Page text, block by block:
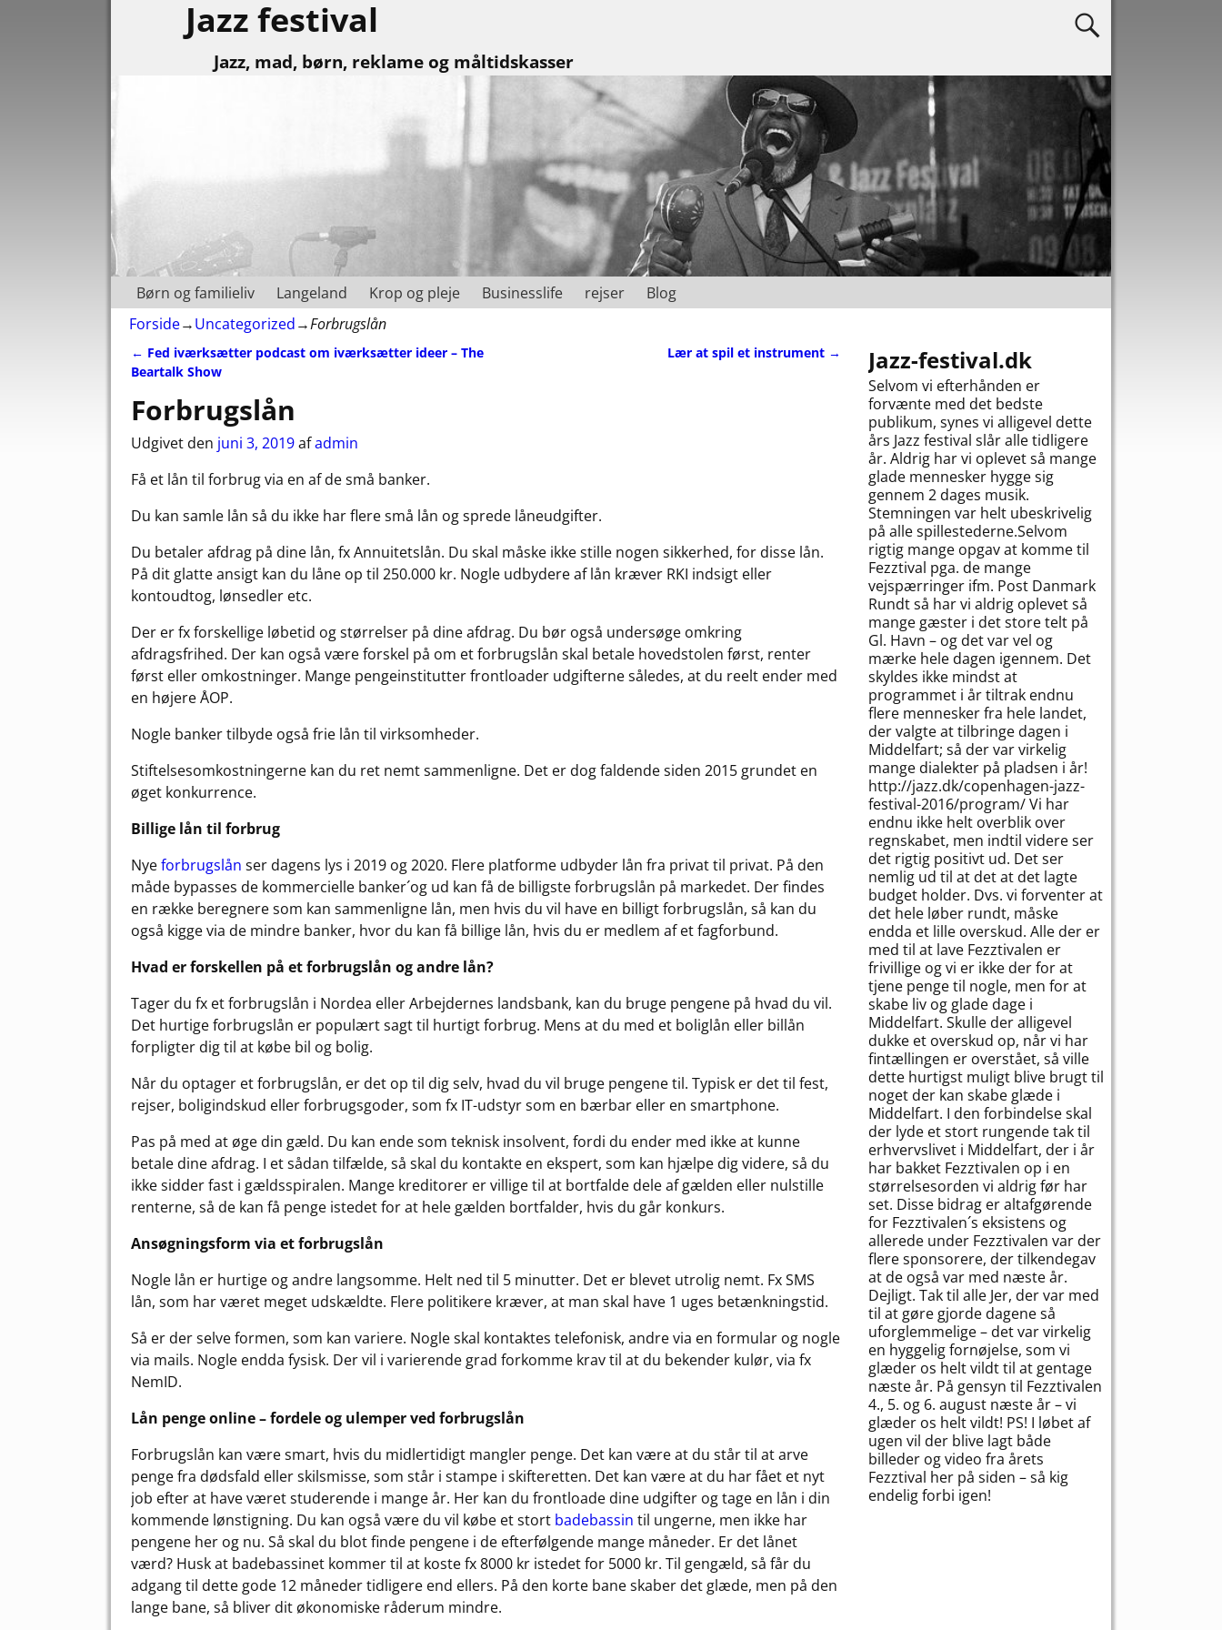
Jazz festival
Jazz, mad, børn, reklame og måltidskasser
Børn og familieliv Langeland Krop og pleje Businesslife rejser
Blog
Forside→Uncategorized→Forbrugslån
Indlæg navigation
← Fed iværksætter podcast om iværksætter ideer – The
Beartalk Show
Lær at spil et instrument →
Forbrugslån
Udgivet den juni 3, 2019afadmin
Få et lån til forbrug via en af de små banker.
Du kan samle lån så du ikke har flere små lån og sprede låneudgifter.
Du betaler afdrag på dine lån, fx Annuitetslån. Du skal måske ikke stille nogen sikkerhed, for disse lån.
På dit glatte ansigt kan du låne op til 250.000 kr. Nogle udbydere af lån kræver RKI indsigt eller
kontoudtog, lønsedler etc.
Der er fx forskellige løbetid og størrelser på dine afdrag. Du bør også undersøge omkring
afdragsfrihed. Der kan også være forskel på om et forbrugslån skal betale hovedstolen først, renter
først eller omkostninger. Mange pengeinstitutter frontloader udgifterne således, at du reelt ender med
en højere ÅOP.
Nogle banker tilbyde også frie lån til virksomheder.
Stiftelsesomkostningerne kan du ret nemt sammenligne. Det er dog faldende siden 2015 grundet en
øget konkurrence.
Billige lån til forbrug
Nyeforbrugslån ser dagens lys i 2019 og 2020. Flere platforme udbyder lån fra privat til privat. På den
måde bypasses de kommercielle banker´og ud kan få de billigste forbrugslån på markedet. Der findes
en række beregnere som kan sammenligne lån, men hvis du vil have en billigt forbrugslån, så kan du
også kigge via de mindre banker, hvor du kan få billige lån, hvis du er medlem af et fagforbund.
Hvad er forskellen på et forbrugslån og andre lån?
Tager du fx et forbrugslån i Nordea eller Arbejdernes landsbank, kan du bruge pengene på hvad du vil.
Det hurtige forbrugslån er populært sagt til hurtigt forbrug. Mens at du med et boliglån eller billån
forpligter dig til at købe bil og bolig.
Når du optager et forbrugslån, er det op til dig selv, hvad du vil bruge pengene til. Typisk er det til fest,
rejser, boligindskud eller forbrugsgoder, som fx IT-udstyr som en bærbar eller en smartphone.
Pas på med at øge din gæld. Du kan ende som teknisk insolvent, fordi du ender med ikke at kunne
betale dine afdrag. I et sådan tilfælde, så skal du kontakte en ekspert, som kan hjælpe dig videre, så du
ikke sidder fast i gældsspiralen. Mange kreditorer er villige til at bortfalde dele af gælden eller nulstille
renterne, så de kan få penge istedet for at hele gælden bortfalder, hvis du går konkurs.
Ansøgningsform via et forbrugslån
Nogle lån er hurtige og andre langsomme. Helt ned til 5 minutter. Det er blevet utrolig nemt. Fx SMS
lån, som har været meget udskældte. Flere politikere kræver, at man skal have 1 uges betænkningstid.
Så er der selve formen, som kan variere. Nogle skal kontaktes telefonisk, andre via en formular og nogle
via mails. Nogle endda fysisk. Der vil i varierende grad forkomme krav til at du bekender kulør, via fx
NemID.
Lån penge online – fordele og ulemper ved forbrugslån
Forbrugslån kan være smart, hvis du midlertidigt mangler penge. Det kan være at du står til at arve
penge fra dødsfald eller skilsmisse, som står i stampe i skifteretten. Det kan være at du har fået et nyt
job efter at have været studerende i mange år. Her kan du frontloade dine udgifter og tage en lån i din
kommende lønstigning. Du kan også være du vil købe et stort badebassin til ungerne, men ikke har
pengene her og nu. Så skal du blot finde pengene i de efterfølgende mange måneder. Er det lånet
værd? Husk at badebassinet kommer til at koste fx 8000 kr istedet for 5000 kr. Til gengæld, så får du
adgang til dette gode 12 måneder tidligere end ellers. På den korte bane skaber det glæde, men på den
lange bane, så bliver dit økonomiske råderum mindre.
Jazz-festival.dk
Selvom vi efterhånden er
forvænte med det bedste
publikum, synes vi alligevel dette
års Jazz festival slår alle tidligere
år. Aldrig har vi oplevet så mange
glade mennesker hygge sig
gennem 2 dages musik.
Stemningen var helt ubeskrivelig
på alle spillestederne.Selvom
rigtig mange opgav at komme til
Fezztival pga. de mange
vejspærringer ifm. Post Danmark
Rundt så har vi aldrig oplevet så
mange gæster i det store telt på
Gl. Havn – og det var vel og
mærke hele dagen igennem. Det
skyldes ikke mindst at
programmet i år tiltrak endnu
flere mennesker fra hele landet,
der valgte at tilbringe dagen i
Middelfart; så der var virkelig
mange dialekter på pladsen i år!
http://jazz.dk/copenhagen-jazz-
festival-2016/program/ Vi har
endnu ikke helt overblik over
regnskabet, men indtil videre ser
det rigtig positivt ud. Det ser
nemlig ud til at det at det lagte
budget holder. Dvs. vi forventer at
det hele løber rundt, måske
endda et lille overskud. Alle der er
med til at lave Fezztivalen er
frivillige og vi er ikke der for at
tjene penge til nogle, men for at
skabe liv og glade dage i
Middelfart. Skulle der alligevel
dukke et overskud op, når vi har
fintællingen er overstået, så ville
dette hurtigst muligt blive brugt til
noget der kan skabe glæde i
Middelfart. I den forbindelse skal
der lyde et stort rungende tak til
erhvervslivet i Middelfart, der i år
har bakket Fezztivalen op i en
størrelsesorden vi aldrig før har
set. Disse bidrag er altafgørende
for Fezztivalen´s eksistens og
allerede under Fezztivalen var der
flere sponsorere, der tilkendegav
at de også var med næste år.
Dejligt. Tak til alle Jer, der var med
til at gøre gjorde dagene så
uforglemmelige – det var virkelig
en hyggelig fornøjelse, som vi
glæder os helt vildt til at gentage
næste år. På gensyn til Fezztivalen
4., 5. og 6. august næste år – vi
glæder os helt vildt! PS! I løbet af
ugen vil der blive lagt både
billeder og video fra årets
Fezztival her på siden – så kig
endelig forbi igen!